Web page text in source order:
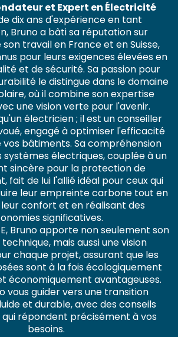
et Expert en Électricité
dix ans d'expérience en tant
Bruno a bâti sa réputation sur
travail en France et en Suisse,
pour leurs exigences élevées en
et de sécurité. Sa passion pour
le distingue dans le domaine
où il combine son expertise
une vision verte pour l'avenir.
électricien ; il est un conseiller
engagé à optimiser l'efficacité
bâtiments. Sa compréhension
électriques, couplée à un
sincère pour la protection de
fait de lui l'allié idéal pour ceux qui
leur empreinte carbone tout en
confort et en réalisant des
significatives.
Bruno apporte non seulement son
mais aussi une vision
chaque projet, assurant que les
sont à la fois écologiquement
économiquement avantageuses.
vous guider vers une transition
et durable, avec des conseils
qui répondent précisément à vos
besoins.